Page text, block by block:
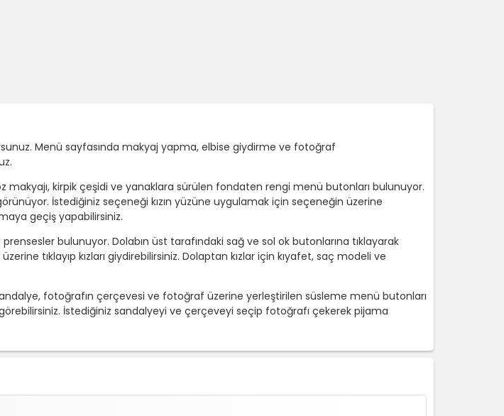
Menü sayfasında makyaj yapma, elbise giydirme ve fotoğraf
kirpik çeşidi ve yanaklara sürülen fondaten rengi menü butonları bulunuyor.
İstediğiniz seçeneği kızın yüzüne uygulamak için seçeneğin üzerine
geçiş yapabilirsiniz.
bulunuyor. Dolabın üst tarafındaki sağ ve sol ok butonlarına tıklayarak
tıklayıp kızları giydirebilirsiniz. Dolaptan kızlar için kıyafet, saç modeli ve
fotoğrafın çerçevesi ve fotoğraf üzerine yerleştirilen süsleme menü butonları
İstediğiniz sandalyeyi ve çerçeveyi seçip fotoğrafı çekerek pijama